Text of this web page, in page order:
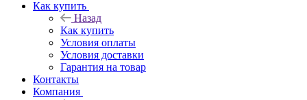
Как купить
Назад
Как купить
Условия оплаты
Условия доставки
Гарантия на товар
Контакты
Компания